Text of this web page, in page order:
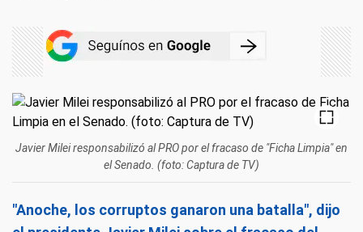
Javier Milei responsabilizó al PRO por el fracaso de "Ficha Limpia" en
el Senado. (foto: Captura de TV)
"Anoche, los corruptos ganaron una batalla", dijo